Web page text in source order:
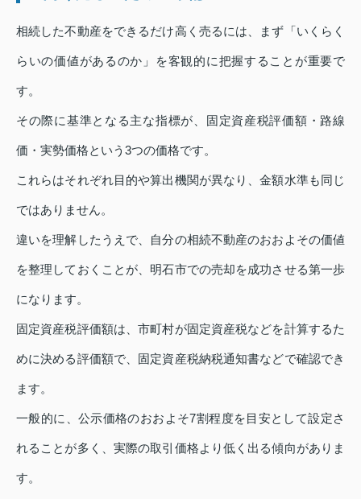
相続した不動産をできるだけ高く売るには、まず「いくらく
らいの価値があるのか」を客観的に把握することが重要で
す。
その際に基準となる主な指標が、固定資産税評価額・路線
価・実勢価格という3つの価格です。
これらはそれぞれ目的や算出機関が異なり、金額水準も同じ
ではありません。
違いを理解したうえで、自分の相続不動産のおおよその価値
を整理しておくことが、明石市での売却を成功させる第一歩
になります。
固定資産税評価額は、市町村が固定資産税などを計算するた
めに決める評価額で、固定資産税納税通知書などで確認でき
ます。
一般的に、公示価格のおおよそ7割程度を目安として設定さ
れることが多く、実際の取引価格より低く出る傾向がありま
す。